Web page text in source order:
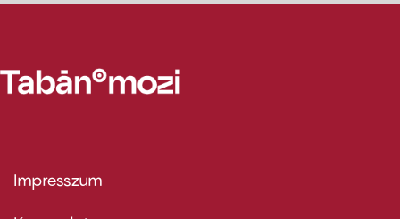
Footer
first
Impresszum